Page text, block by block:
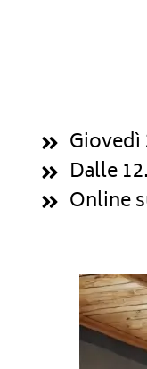
Giovedì
Dalle
Online